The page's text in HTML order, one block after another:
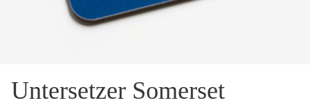
Untersetzer Somerset